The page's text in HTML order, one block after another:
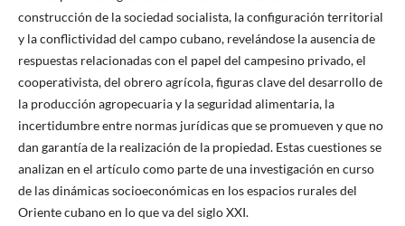
construcción de la sociedad socialista, la configuración territorial
y la conflictividad del campo cubano, revelándose la ausencia de
respuestas relacionadas con el papel del campesino privado, el
cooperativista, del obrero agrícola, figuras clave del desarrollo de
la producción agropecuaria y la seguridad alimentaria, la
incertidumbre entre normas jurídicas que se promueven y que no
dan garantía de la realización de la propiedad. Estas cuestiones se
analizan en el artículo como parte de una investigación en curso
de las dinámicas socioeconómicas en los espacios rurales del
Oriente cubano en lo que va del siglo XXI.